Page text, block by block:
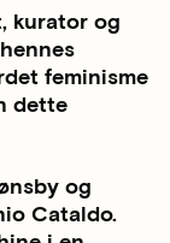
kurator og
feminisme
dette
og
Cataldo.